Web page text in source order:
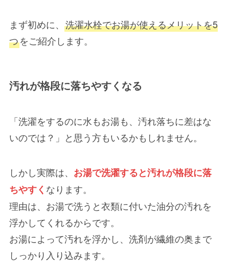
まず初めに、 洗濯水栓でお湯が使えるメリットを5
つをご紹介します。
汚れが格段に落ちやすくなる
「洗濯をするのに水もお湯も、汚れ落ちに差はな
いのでは？」と思う方もいるかもしれません。
しかし実際は、 お湯で洗濯すると汚れが格段に落
ちやすく なります。
理由は、お湯で洗うと衣類に付いた油分の汚れを
浮かしてくれるからです。
お湯によって汚れを浮かし、洗剤が繊維の奥まで
しっかり入り込みます。